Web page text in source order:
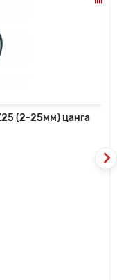
(2-25мм) цанга